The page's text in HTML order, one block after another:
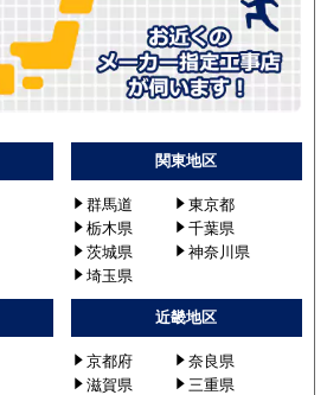
関東地区
群馬道
東京都
栃木県
千葉県
茨城県
神奈川県
埼玉県
近畿地区
京都府
奈良県
滋賀県
三重県